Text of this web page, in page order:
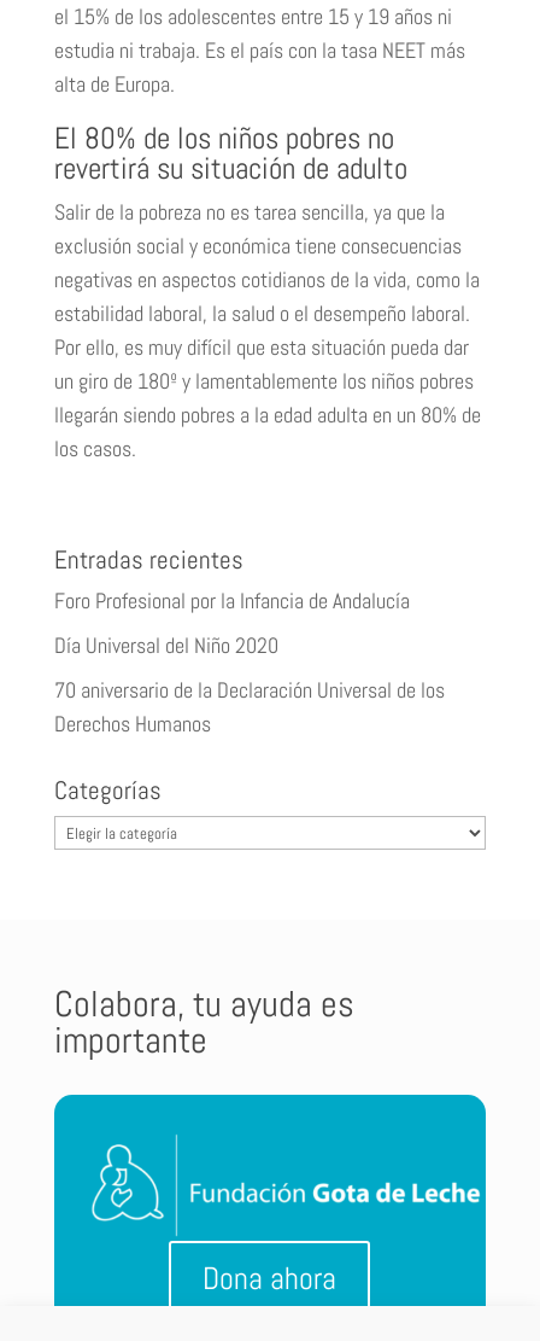
el 15% de los adolescentes entre 15 y 19 años ni
estudia ni trabaja. Es el país con la tasa NEET más
alta de Europa.
El 80% de los niños pobres no
revertirá su situación de adulto
Salir de la pobreza no es tarea sencilla, ya que la
exclusión social y económica tiene consecuencias
negativas en aspectos cotidianos de la vida, como la
estabilidad laboral, la salud o el desempeño laboral.
Por ello, es muy difícil que esta situación pueda dar
un giro de 180º y lamentablemente los niños pobres
llegarán siendo pobres a la edad adulta en un 80% de
los casos.
Entradas recientes
Foro Profesional por la Infancia de Andalucía
Día Universal del Niño 2020
70 aniversario de la Declaración Universal de los
Derechos Humanos
Categorías
Categorías
Colabora, tu ayuda es
importante
Dona ahora